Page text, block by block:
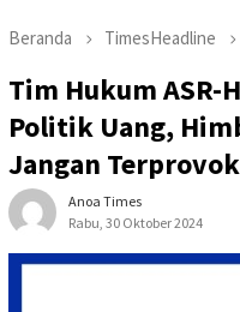
Beranda TimesHeadline
Tim Hukum ASR-
Politik Uang,
Jangan
Anoa Times
Rabu, 30 Oktober 2024